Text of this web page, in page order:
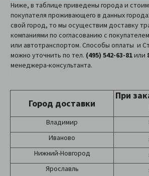
Ниже, в таблице приведены города и
покупателя проживающего в данных
свой город, то мы осуществим доставку
компаниями по согласованию с
или автотранспортом. Способы оплаты и
можно уточнить по тел. (495) 542-63-81или
менеджера-консультанта.
Город доставки
При
Владимир
Иваново
Нижний-Новгород
Ярославль